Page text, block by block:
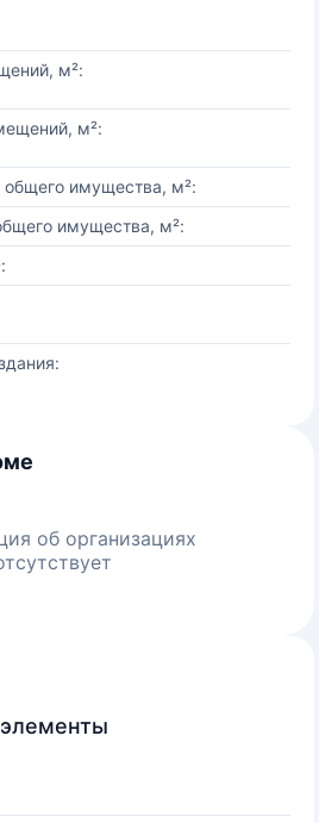
м²:
м²:
имущества, м²:
имущества, м²:
об организациях